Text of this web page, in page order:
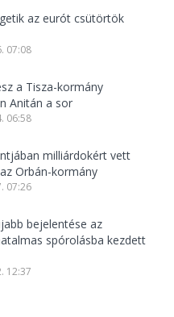
az eurót csütörtök
07:08
a Tisza-kormány
Anitán a sor
06:58
milliárdokért vett
Orbán-kormány
07:26
bejelentése az
spórolásba kezdett
12:37